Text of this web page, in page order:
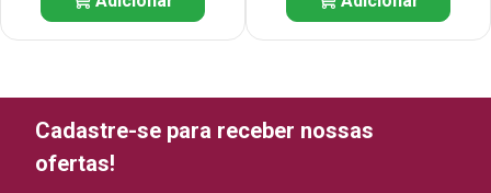
Cadastre-se para receber nossas
ofertas!